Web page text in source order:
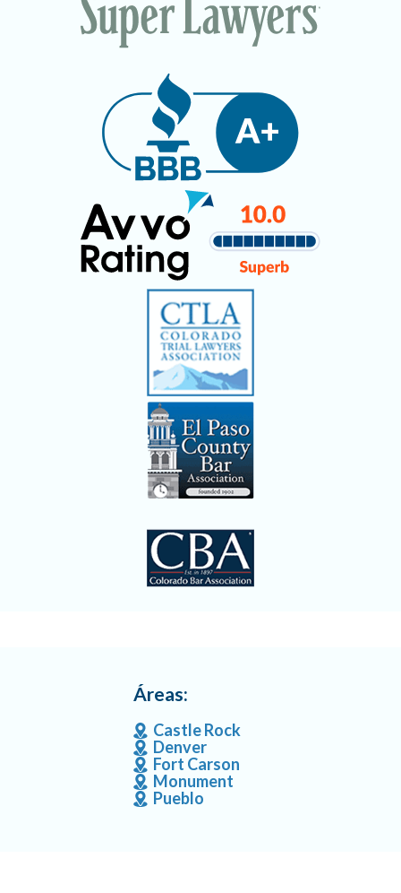
Áreas:
Castle Rock
Denver
Fort Carson
Monument
Pueblo